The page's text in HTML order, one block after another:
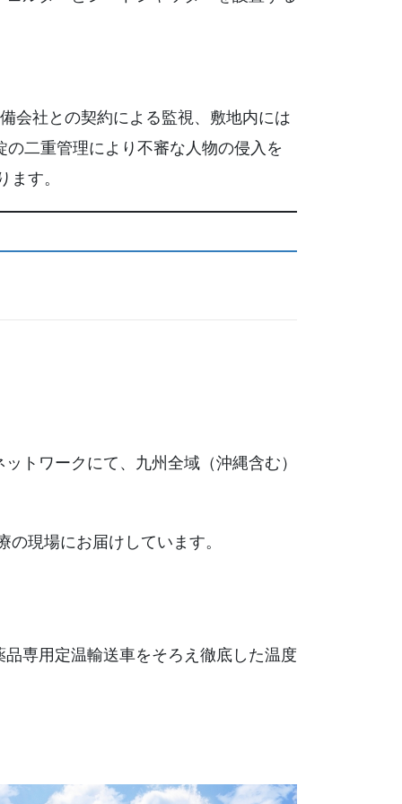
会社との契約による監視、敷地内には
二重管理により不審な人物の侵入を
す。
トワークにて、九州全域（沖縄含む）
現場にお届けしています。
専用定温輸送車をそろえ徹底した温度